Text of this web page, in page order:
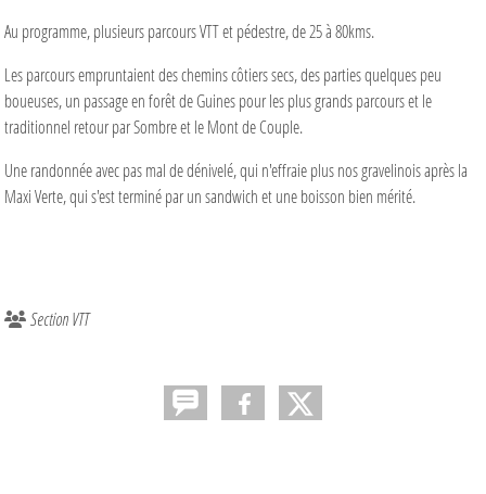
Au programme, plusieurs parcours VTT et pédestre, de 25 à 80kms.
Les parcours empruntaient des chemins côtiers secs, des parties quelques peu
boueuses, un passage en forêt de Guines pour les plus grands parcours et le
traditionnel retour par Sombre et le Mont de Couple.
Une randonnée avec pas mal de dénivelé, qui n'effraie plus nos gravelinois après la
Maxi Verte, qui s'est terminé par un sandwich et une boisson bien mérité.
Section VTT